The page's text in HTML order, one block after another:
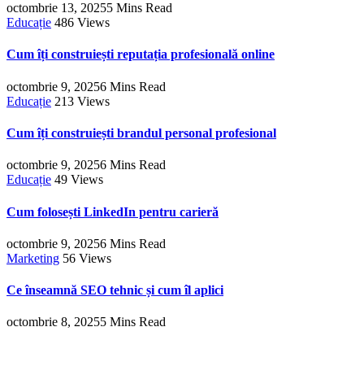
octombrie 13, 20255 Mins Read
Educație 486 Views
Cum îți construiești reputația profesională online
octombrie 9, 20256 Mins Read
Educație 213 Views
Cum îți construiești brandul personal profesional
octombrie 9, 20256 Mins Read
Educație 49 Views
Cum folosești LinkedIn pentru carieră
octombrie 9, 20256 Mins Read
Marketing 56 Views
Ce înseamnă SEO tehnic și cum îl aplici
octombrie 8, 20255 Mins Read